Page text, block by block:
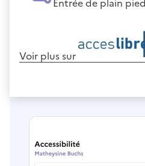
Voir plus sur